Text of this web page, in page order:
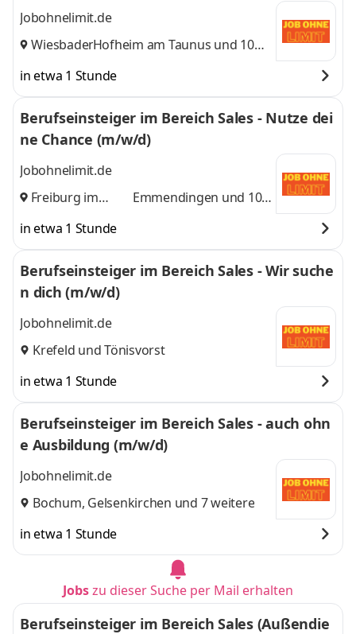
Jobohnelimit.de
Wiesbaden,
Hofheim am Taunus und 10
in etwa 1 Stunde
Berufseinsteiger im Bereich Sales - Nutze dei
ne Chance (m/w/d)
Jobohnelimit.de
Freiburg im
Emmendingen und 10
in etwa 1 Stunde
Berufseinsteiger im Bereich Sales - Wir suche
n dich (m/w/d)
Jobohnelimit.de
Krefeld undTönisvorst
in etwa 1 Stunde
Berufseinsteiger im Bereich Sales - auch ohn
e Ausbildung (m/w/d)
Jobohnelimit.de
Bochum, Gelsenkirchen und 7 weitere
in etwa 1 Stunde
Jobszu dieser Suche per Mail erhalten
Berufseinsteiger im Bereich Sales (Außendie